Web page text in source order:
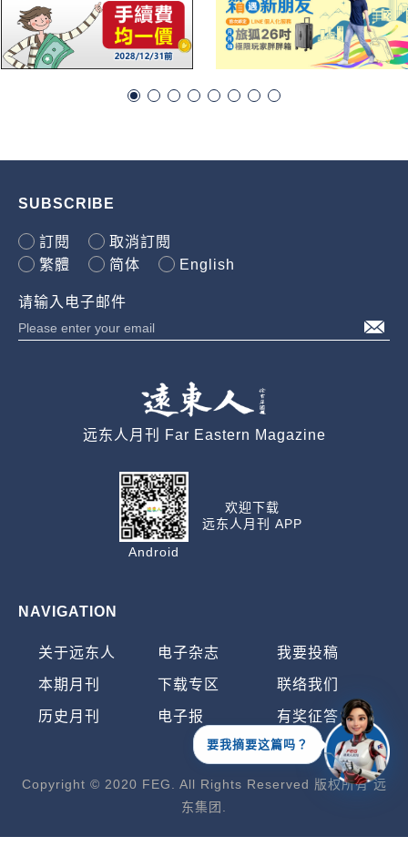
SUBSCRIBE
訂閱
取消訂閱
繁體
简体 English
请输入电子邮件
远东人月刊 Far Eastern Magazine
Android
欢迎下载
远东人月刊 APP
NAVIGATION
关于远东人 电子杂志 我要投稿
本期月刊 下载专区 联络我们
历史月刊 电子报 有奖征答
Copyright © 2020 FEG. All Rights Reserved 版权所有 远
东集团.
要我摘要这篇吗？